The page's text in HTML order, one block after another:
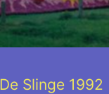
De Slinge 1992